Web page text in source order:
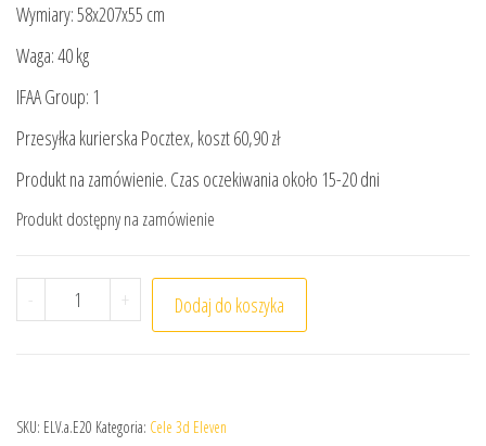
Wymiary: 58x207x55 cm
Waga: 40 kg
IFAA Group: 1
Przesyłka kurierska Pocztex, koszt 60,90 zł
Produkt na zamówienie. Czas oczekiwania około 15-20 dni
Produkt dostępny na zamówienie
- ilość Cel łuczniczy 3d Eleven Stojący Niedźwiedź z
+ Dodaj do koszyka
SKU: ELV.a.E20 Kategoria: Cele 3d Eleven